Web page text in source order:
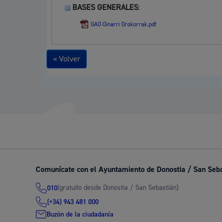
BASES GENERALES:
GAO Oinarri Orokorrak.pdf
« Volver
Comunícate con el Ayuntamiento de Donostia / San
010(gratuito desde Donostia / San Sebastián)
(+34) 943 481 000
Buzón de la ciudadanía